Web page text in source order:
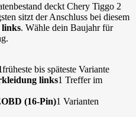
deckt Chery Tiggo 2
sitzt der Anschluss bei diesem
links. Wähle dein Baujahr für
früheste bis späteste Variante
links1 Treffer im
(16-Pin)1 Varianten